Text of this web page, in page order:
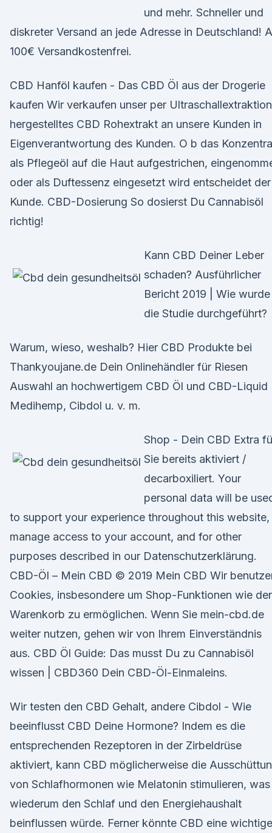
und mehr. Schneller und
diskreter Versand an jede Adresse in Deutschland!
100€ Versandkostenfrei.
CBD Hanföl kaufen - Das CBD Öl aus der Drogerie
kaufen Wir verkaufen unser per Ultraschallextraktion
hergestelltes CBD Rohextrakt an unsere Kunden in
Eigenverantwortung des Kunden. O b das
als Pflegeöl auf die Haut aufgestrichen,
oder als Duftessenz eingesetzt wird entscheidet der
Kunde. CBD-Dosierung So dosierst Du Cannabisöl
richtig!
Kann CBD Deiner Leber
schaden? Ausführlicher
Bericht 2019 | Wie wurde
die Studie durchgeführt?
Warum, wieso, weshalb? Hier CBD Produkte bei
Thankyoujane.de Dein Onlinehändler für Riesen
Auswahl an hochwertigem CBD Öl und CBD-Liquid
Medihemp, Cibdol u. v. m.
Shop - Dein CBD Extra
Sie bereits aktiviert /
decarboxiliert. Your
personal data will be
to support your experience throughout this website,
manage access to your account, and for other
purposes described in our Datenschutzerklärung.
CBD-Öl – Mein CBD © 2019 Mein CBD Wir
Cookies, insbesondere um Shop-Funktionen wie
Warenkorb zu ermöglichen. Wenn Sie mein-cbd.de
weiter nutzen, gehen wir von Ihrem Einverständnis
aus. CBD Öl Guide: Das musst Du zu Cannabisöl
wissen | CBD360 Dein CBD-Öl-Einmaleins.
Wir testen den CBD Gehalt, andere Cibdol - Wie
beeinflusst CBD Deine Hormone? Indem es die
entsprechenden Rezeptoren in der Zirbeldrüse
aktiviert, kann CBD möglicherweise die
von Schlafhormonen wie Melatonin stimulieren, was
wiederum den Schlaf und den Energiehaushalt
beinflussen würde. Ferner könnte CBD eine wichtige